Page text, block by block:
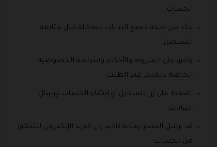
الحساب.
تأكد من صحة جميع البيانات المدخلة قبل متابعة
التسجيل.
وافق على الشروط والأحكام وسياسة الخصوصية
الخاصة بالمتجر عند الطلب.
اضغط على زر التسجيل أو إنشاء الحساب لإرسال
البيانات.
قد يرسل المتجر رسالة تأكيد إلى البريد الإلكتروني للتحقق
من الحساب.